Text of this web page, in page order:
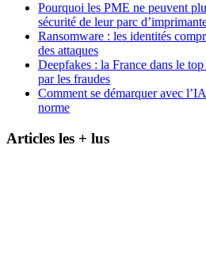
Pourquoi les PME ne peuvent
sécurité de leur parc
Ransomware : les identités
des attaques
Deepfakes : la France dans le
par les fraudes
Comment se démarquer avec
norme
Articles les + lus